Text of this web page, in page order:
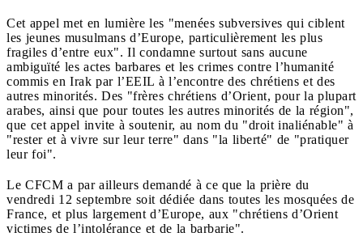
Cet appel met en lumière les "menées subversives qui ciblent
les jeunes musulmans d’Europe, particulièrement les plus
fragiles d’entre eux". Il condamne surtout sans aucune
ambiguïté les actes barbares et les crimes contre l’humanité
commis en Irak par l’EEIL à l’encontre des chrétiens et des
autres minorités. Des "frères chrétiens d’Orient, pour la plupart
arabes, ainsi que pour toutes les autres minorités de la région",
que cet appel invite à soutenir, au nom du "droit inaliénable" à
"rester et à vivre sur leur terre" dans "la liberté" de "pratiquer
leur foi".
Le CFCM a par ailleurs demandé à ce que la prière du
vendredi 12 septembre soit dédiée dans toutes les mosquées de
France, et plus largement d’Europe, aux "chrétiens d’Orient
victimes de l’intolérance et de la barbarie".